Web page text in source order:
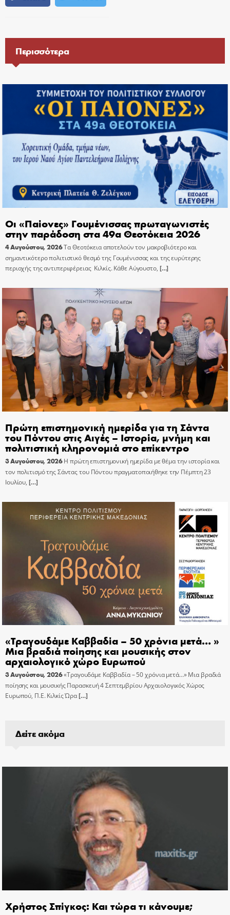
Περισσότερα
Οι «Παίονες» Γουμένισσας πρωταγωνιστές
στην παράδοση στα 49α Θεοτόκεια 2026
4 Αυγούστου, 2026Τα Θεοτόκεια αποτελούν τον μακροβιότερο και
σημαντικότερο πολιτιστικό θεσμό της Γουμένισσας και της ευρύτερης
περιοχής της αντιπεριφέρειας Κιλκίς. Κάθε Αύγουστο, […]
Πρώτη επιστημονική ημερίδα για τη Σάντα
του Πόντου στις Αιγές – Ιστορία, μνήμη και
πολιτιστική κληρονομιά στο επίκεντρο
3 Αυγούστου, 2026 Η πρώτη επιστημονική ημερίδα με θέμα την ιστορία και
τον πολιτισμό της Σάντας του Πόντου πραγματοποιήθηκε την Πέμπτη 23
Ιουλίου, […]
«Τραγουδάμε Καββαδία – 50 χρόνια μετά… »
Μια βραδιά ποίησης και μουσικής στον
αρχαιολογικό χώρο Ευρωπού
3 Αυγούστου, 2026«Τραγουδάμε Καββαδία – 50 χρόνια μετά…» Μια βραδιά
ποίησης και μουσικής Παρασκευή 4 Σεπτεμβρίου Αρχαιολογικός Χώρος
Ευρωπού, Π.Ε. Κιλκίς Ώρα[…]
Δείτε ακόμα
Χρήστος Σπίγκος: Και τώρα τι κάνουμε;